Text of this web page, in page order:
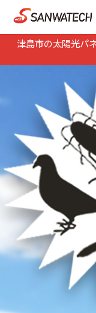
津島市の太陽光パ